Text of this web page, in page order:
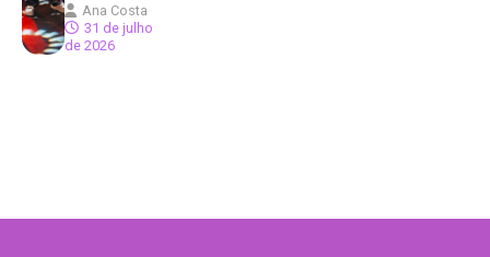
Ana Costa
31 de julho
de 2026